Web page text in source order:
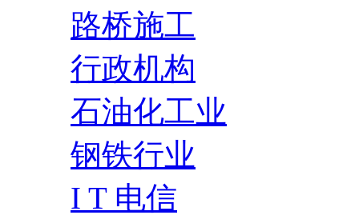
路桥施工
行政机构
石油化工业
钢铁行业
I T 电信